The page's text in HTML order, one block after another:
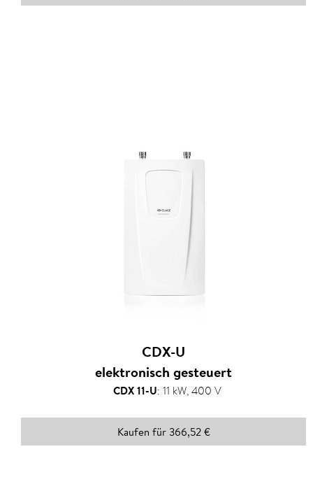
CDX-U
elektronisch gesteuert
CDX 11-U: 11 kW, 400 V
Kaufen für 366,52 €